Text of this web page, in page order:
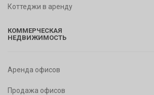
Коттеджи в аренду
КОММЕРЧЕСКАЯ
НЕДВИЖИМОСТЬ
Аренда офисов
Продажа офисов